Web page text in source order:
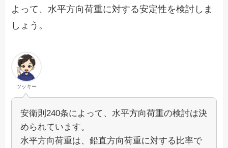
よって、水平方向荷重に対する安定性を検討しま
しょう。
ツッキー
安衛則240条によって、水平方向荷重の検討は決
められています。
水平方向荷重は、鉛直方向荷重に対する比率で